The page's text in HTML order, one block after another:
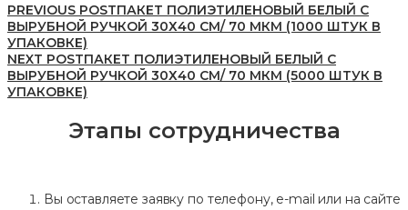
PREVIOUS POSTПАКЕТ ПОЛИЭТИЛЕНОВЫЙ БЕЛЫЙ С
ВЫРУБНОЙ РУЧКОЙ 30Х40 СМ/ 70 МКМ (1000 ШТУК В
УПАКОВКЕ)
NEXT POSTПАКЕТ ПОЛИЭТИЛЕНОВЫЙ БЕЛЫЙ С
ВЫРУБНОЙ РУЧКОЙ 30Х40 СМ/ 70 МКМ (5000 ШТУК В
УПАКОВКЕ)
Этапы сотрудничества
Вы оставляете заявку по телефону, e-mail или на сайте